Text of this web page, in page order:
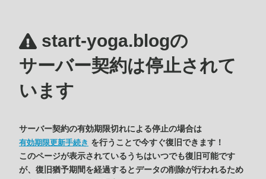
start-yoga.blogの
サーバー契約は停止されて
います
サーバー契約の有効期限切れによる停止の場合は
有効期限更新手続き を行うことで今すぐ復旧できます！
このページが表示されているうちはいつでも復旧可能です
が、復旧猶予期間を経過するとデータの削除が行われるため